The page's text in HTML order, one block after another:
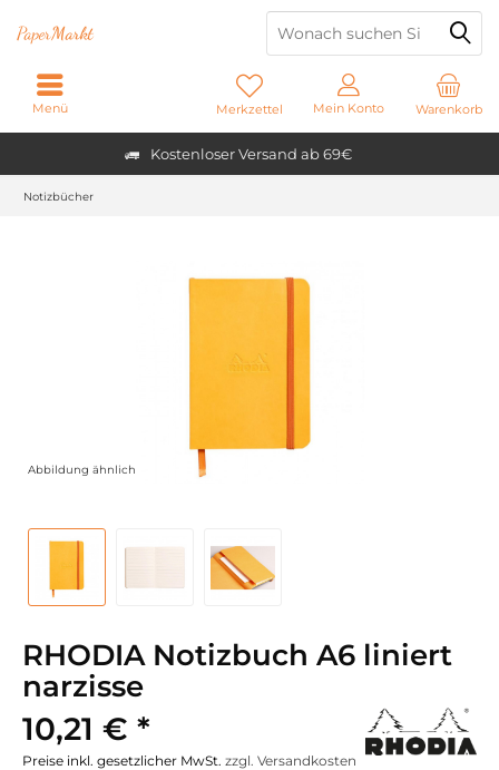
Kostenloser Versand ab 69€
PaperMarkt
Warenkorb
Merkzettel Mein Konto
Menü
Notizbücher
Abbildung ähnlich
RHODIA Notizbuch A6 liniert
narzisse
10,21 € *
Preise inkl. gesetzlicher MwSt. zzgl. Versandkosten